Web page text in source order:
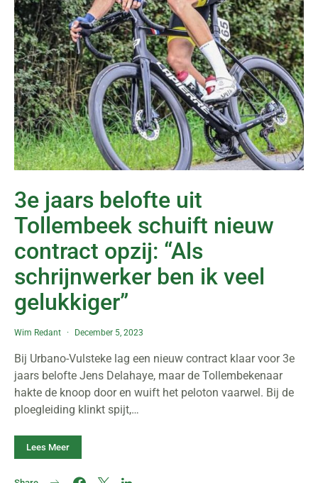
3e jaars belofte uit
Tollembeek schuift nieuw
contract opzij: “Als
schrijnwerker ben ik veel
gelukkiger”
Wim Redant December 5, 2023
Bij Urbano-Vulsteke lag een nieuw contract klaar voor 3e
jaars belofte Jens Delahaye, maar de Tollembekenaar
hakte de knoop door en wuift het peloton vaarwel. Bij de
ploegleiding klinkt spijt,…
Lees Meer